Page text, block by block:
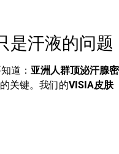
是汗液的问题
道： 亚洲人群顶泌汗腺密
关键。我们的VISIA皮肤